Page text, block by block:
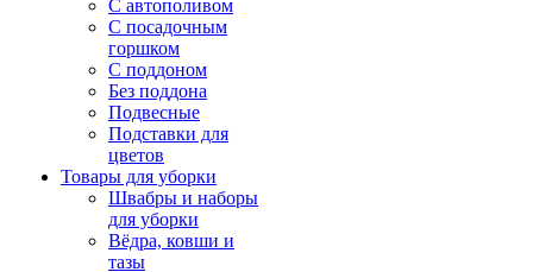
С автополивом
С посадочным
горшком
С поддоном
Без поддона
Подвесные
Подставки для
цветов
Товары для уборки
Швабры и наборы
для уборки
Вёдра, ковши и
тазы